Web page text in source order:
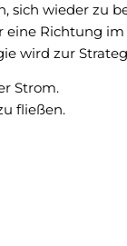
sich wieder zu
eine Richtung im
wird zur
Strom.
fließen.